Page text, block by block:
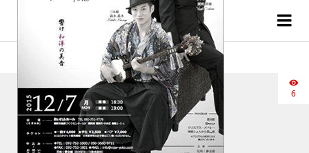
2018.03.19
1_20151007223917ebc[1]
6
1_20151007223917ebc[1]